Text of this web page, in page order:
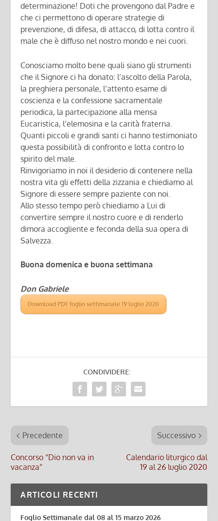
determinazione! Doti che provengono dal Padre e
che ci permettono di operare strategie di
prevenzione, di difesa, di attacco, di lotta contro il
male che è diffuso nel nostro mondo e nei cuori.
Conosciamo molto bene quali siano gli strumenti
che il Signore ci ha donato: l’ascolto della Parola,
la preghiera personale, l’attento esame di
coscienza e la confessione sacramentale
periodica, la partecipazione alla mensa
Eucaristica, l’elemosina e la carità fraterna.
Quanti piccoli e grandi santi ci hanno testimoniato
questa possibilità di confronto e lotta contro lo
spirito del male.
Rinvigoriamo in noi il desiderio di contenere nella
nostra vita gli effetti della zizzania e chiediamo al
Signore di essere sempre paziente con noi.
Allo stesso tempo però chiediamo a Lui di
convertire sempre il nostro cuore e di renderlo
dimora accogliente e feconda della sua opera di
Salvezza.
Buona domenica e buona settimana
Don Gabriele
Download PDF foglio settimanale 19 luglio 2020
CONDIVIDERE:
Precedente
Concorso “Dio non va in
vacanza”
Successivo
Calendario liturgico dal
19 al 26 luglio 2020
ARTICOLI RECENTI
Foglio Settimanale dal 08 al 15 marzo 2026